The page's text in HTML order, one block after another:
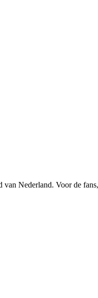
Nederland. Voor de